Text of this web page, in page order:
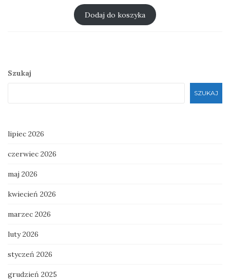
cena
wynosiła:
zł 30.00.
cena
wynosi:
zł 25.00.
Dodaj do koszyka
Szukaj
SZUKAJ
lipiec 2026
czerwiec 2026
maj 2026
kwiecień 2026
marzec 2026
luty 2026
styczeń 2026
grudzień 2025